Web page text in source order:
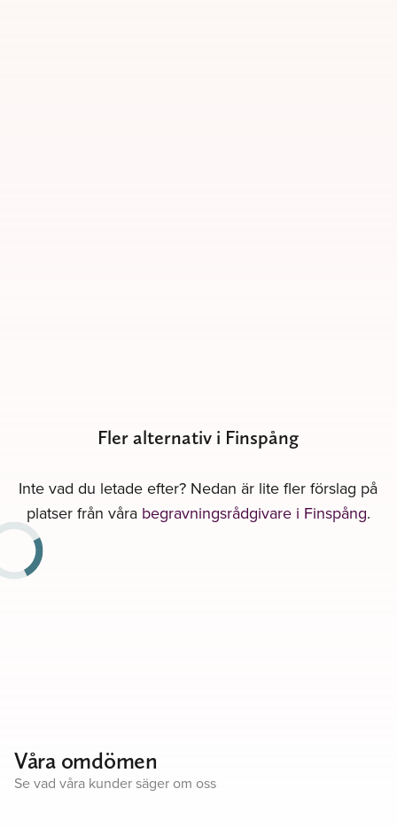
Fler alternativ i Finspång
Inte vad du letade efter? Nedan är lite fler förslag på
platser från våra begravningsrådgivare i Finspång.
Våra omdömen
Se vad våra kunder säger om oss